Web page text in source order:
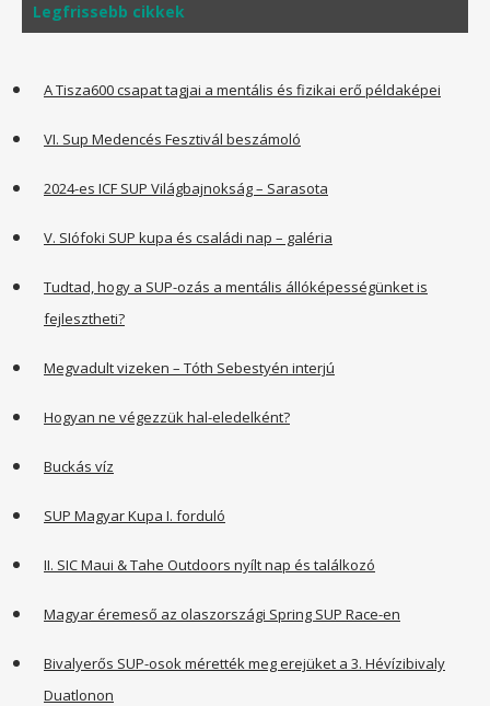
Legfrissebb cikkek
A Tisza600 csapat tagjai a mentális és fizikai erő példaképei
VI. Sup Medencés Fesztivál beszámoló
2024-es ICF SUP Világbajnokság – Sarasota
V. SIófoki SUP kupa és családi nap – galéria
Tudtad, hogy a SUP-ozás a mentális állóképességünket is
fejlesztheti?
Megvadult vizeken – Tóth Sebestyén interjú
Hogyan ne végezzük hal-eledelként?
Buckás víz
SUP Magyar Kupa I. forduló
II. SIC Maui & Tahe Outdoors nyílt nap és találkozó
Magyar éremeső az olaszországi Spring SUP Race-en
Bivalyerős SUP-osok mérették meg erejüket a 3. Hévízibivaly
Duatlonon